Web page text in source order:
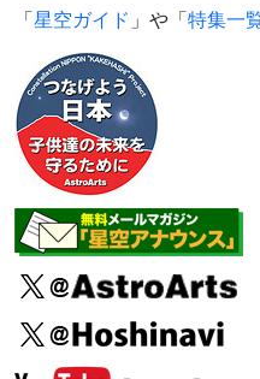
「星空ガイド 」や「特集一